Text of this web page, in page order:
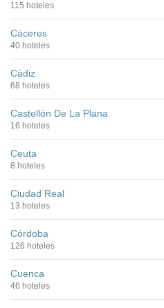
115 hoteles
Cáceres
40 hoteles
Cádiz
68 hoteles
Castellón De La Plana
16 hoteles
Ceuta
8 hoteles
Ciudad Real
13 hoteles
Córdoba
126 hoteles
Cuenca
46 hoteles